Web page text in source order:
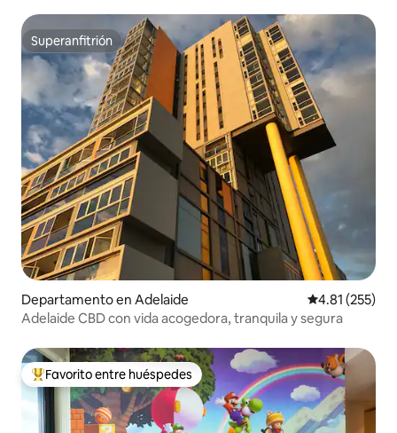
Superanfitrión
Superanfitrión
Departamento en Adelaide Calificación
4.81 (255)
Adelaide CBD con vida acogedora, tranquila y segura
De los mejores en Favorito entre huéspedes
Favorito entre huéspedes